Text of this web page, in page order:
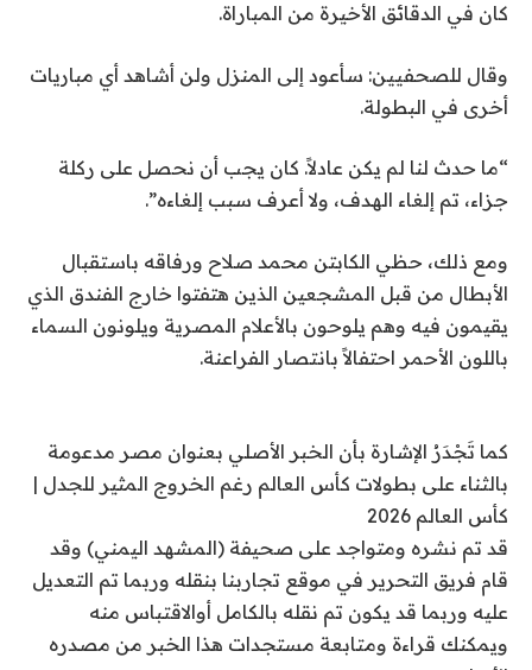
كان في الدقائق الأخيرة من المباراة.
وقال للصحفيين: سأعود إلى المنزل ولن أشاهد أي مباريات
أخرى في البطولة.
“ما حدث لنا لم يكن عادلاً. كان يجب أن نحصل على ركلة
جزاء، تم إلغاء الهدف، ولا أعرف سبب إلغاءه”.
ومع ذلك، حظي الكابتن محمد صلاح ورفاقه باستقبال
الأبطال من قبل المشجعين الذين هتفتوا خارج الفندق الذي
يقيمون فيه وهم يلوحون بالأعلام المصرية ويلونون السماء
باللون الأحمر احتفالاً بانتصار الفراعنة.
كما تَجْدَرُ الإشارة بأن الخبر الأصلي بعنوان مصر مدعومة
بالثناء على بطولات كأس العالم رغم الخروج المثير للجدل |
كأس العالم 2026
قد تم نشره ومتواجد على صحيفة (المشهد اليمني) وقد
قام فريق التحرير في موقع تجاربنا بنقله وربما تم التعديل
عليه وربما قد يكون تم نقله بالكامل أوالاقتباس منه
ويمكنك قراءة ومتابعة مستجدات هذا الخبر من مصدره